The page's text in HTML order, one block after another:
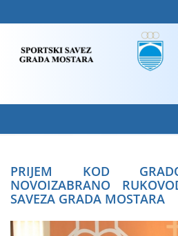
PRIJEM KOD
NOVOIZABRANO
SAVEZA GRADA MOSTARA